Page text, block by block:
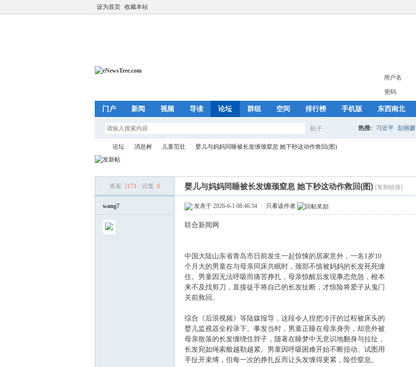
设为首页 收藏本站
用户名
密码
门户 新闻 视频 导读 论坛 群组 空间 排行榜 手机版 东西南北
帖子
索
热搜: 习近平 彭丽媛
论坛
›
消息树
›
儿童茁壮
›
婴儿与妈妈同睡被长发缠颈窒息 她下秒这动作救回(图)
查看: 2173 回复: 0 婴儿与妈妈同睡被长发缠颈窒息 她下秒这动作救回(图) [复制链接]
wang7 发表于 2026-6-1 08:46:34 只看该作者
联合新闻网
中国大陆山东省青岛市日前发生一起惊悚的居家意外，一名1岁10
个月大的男童在与母亲同床共眠时，颈部不慎被妈妈的长发死死缠
住。男童因无法呼吸而痛苦挣扎，母亲惊醒后发现事态危急，根本
来不及找剪刀，直接徒手将自己的长发扯断，才惊险将爱子从鬼门
关前救回。
综合《后浪视频》等陆媒报导，这段令人捏把冷汗的过程被床头的
婴儿监视器全程录下。事发当时，男童正睡在母亲身旁，却意外被
母亲散落的长发缠绕住脖子，随著在睡梦中无意识地翻身与拉扯，
长发宛如绳索般越勒越紧。男童因呼吸困难开始不断扭动、试图用
手扯开束缚，但每一次的挣扎反而让头发缠得更紧，险些窒息。